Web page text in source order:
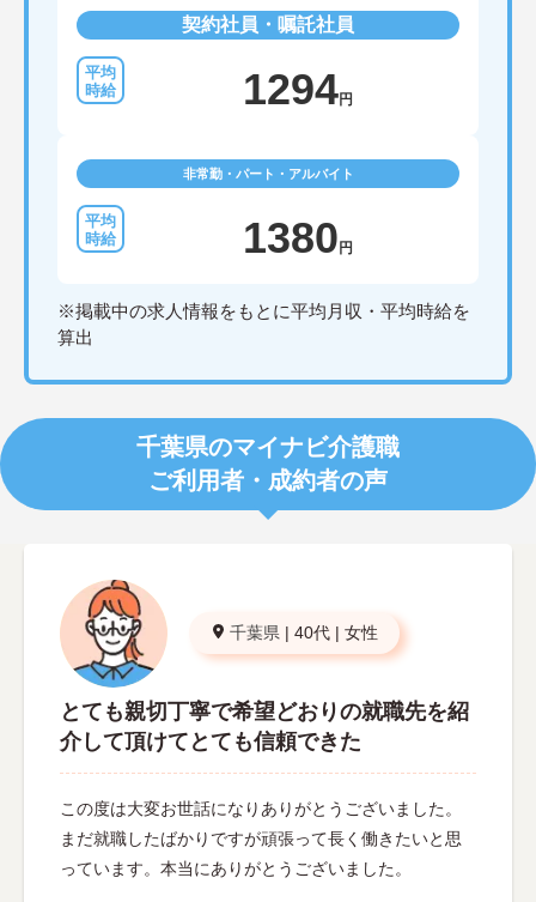
契約社員・嘱託社員
1294円
非常勤・パート・アルバイト
1380 円
※掲載中の求人情報をもとに平均月収・平均時給を
算出
千葉県のマイナビ介護職
ご利用者・成約者の声
千葉県 | 40代 | 女性
とても親切丁寧で希望どおりの就職先を紹
介して頂けてとても信頼できた
この度は大変お世話になりありがとうございました。
まだ就職したばかりですが頑張って長く働きたいと思
っています。本当にありがとうございました。